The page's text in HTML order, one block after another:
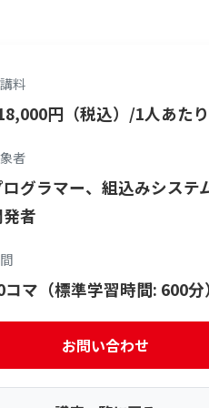
料
円（税込）/1人あたり
者
ログラマー、組込みシステ
者
コマ（標準学習時間: 600分）
お問い合わせ